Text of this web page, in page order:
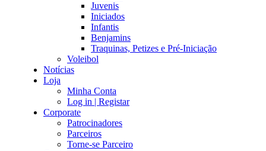
Juvenis
Iniciados
Infantis
Benjamins
Traquinas, Petizes e Pré-Iniciação
Voleibol
Notícias
Loja
Minha Conta
Log in | Registar
Corporate
Patrocinadores
Parceiros
Torne-se Parceiro